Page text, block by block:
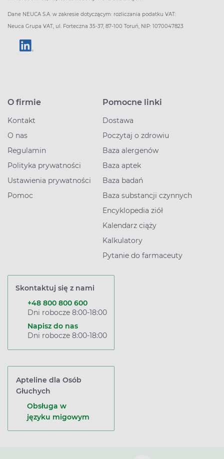
Dane NEUCA S.A. w zakresie dotyczącym: rozliczania podatku VAT:
Neuca Grupa VAT, ul. Forteczna 35-37, 87-100 Toruń, NIP: 1070047823
O firmie
Kontakt
O nas
Regulamin
Polityka prywatności
Ustawienia prywatności
Pomoc
Pomocne linki
Dostawa
Poczytaj o zdrowiu
Baza alergenów
Baza aptek
Baza badań
Baza substancji czynnych
Encyklopedia ziół
Kalendarz ciąży
Kalkulatory
Pytanie do farmaceuty
Skontaktuj się z nami
+48 800 800 600
Dni robocze 8:00-18:00
Napisz do nas
Dni robocze 8:00-18:00
Apteline dla Osób
Głuchych
Obsługa w
języku migowym